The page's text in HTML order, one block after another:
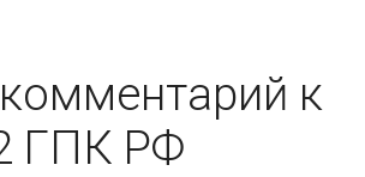
к
ГПК РФ